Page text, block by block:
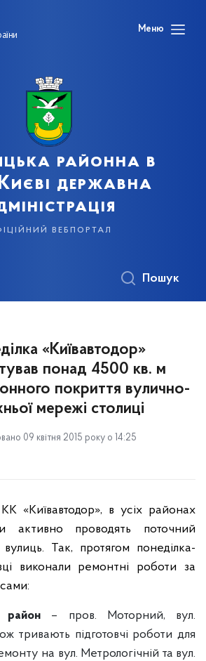
Меню
районна в
Києві державна
вебпортал
Пошук
«Київавтодор»
понад 4500 кв. м
покриття вулично-
мережі столиці
09 квітня 2015 року о 14:25
«Київавтодор», в усіх районах
активно проводять поточний
Так, протягом понеділка-
виконали ремонтні роботи за
район – пров. Моторний, вул.
тривають підготовчі роботи для
на вул. Метрологічній та вул.